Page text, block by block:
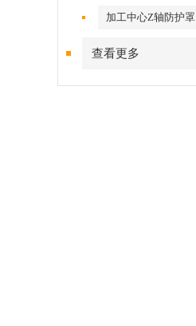
加工中心Z轴防护罩
查看更多